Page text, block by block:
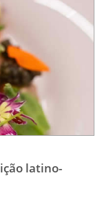
latino-